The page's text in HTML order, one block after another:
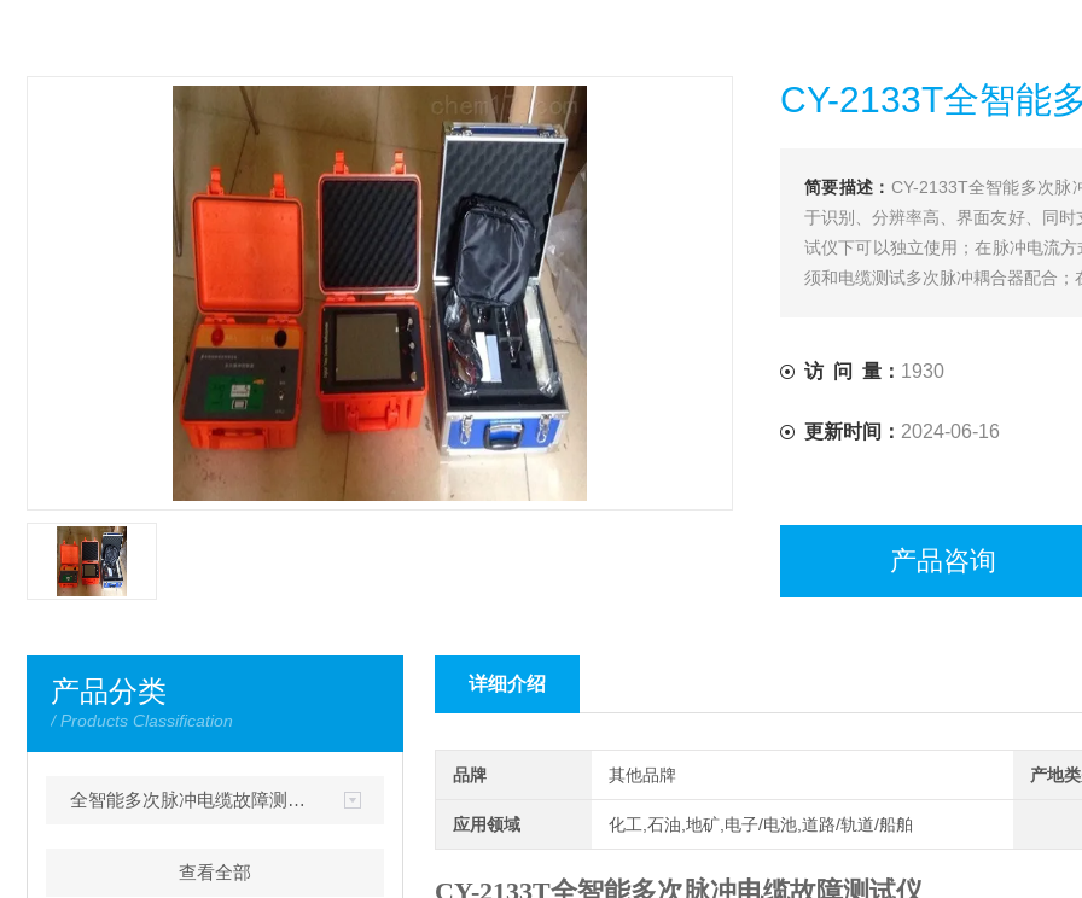
CY-2133T全智能
简要描述： CY-2133T全智能多次脉
于识别、分辨率高、界面友好、同
试仪下可以独立使用；在脉冲电流
须和电缆测试多次脉冲耦合器配合；
访 问 量： 1930
更新时间： 2024-06-16
产品咨询
产品分类
/ Products Classification
全智能多次脉冲电缆故障测试仪
查看全部
详细介绍
品牌 其他品牌 产地类
应用领域 化工,石油,地矿,电子/电池,道路/轨道/船舶
CY-2133T全智能多次脉冲电缆故障测试仪